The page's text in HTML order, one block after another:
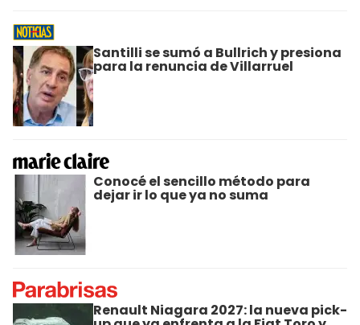
Santilli se sumó a Bullrich y presiona
para la renuncia de Villarruel
Conocé el sencillo método para
dejar ir lo que ya no suma
Renault Niagara 2027: la nueva pick-